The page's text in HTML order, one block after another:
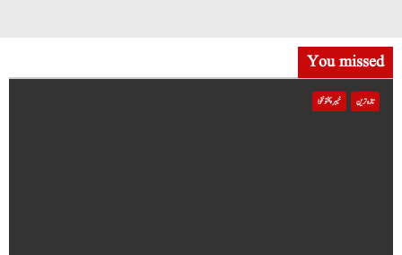
You missed
تازہ ترین خیبر پختونخوا